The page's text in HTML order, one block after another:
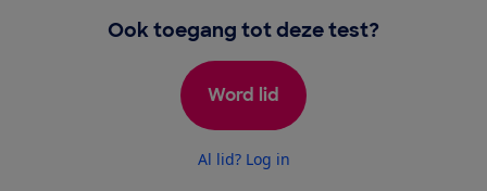
Ook toegang tot deze test?
Word lid
Al lid? Log in